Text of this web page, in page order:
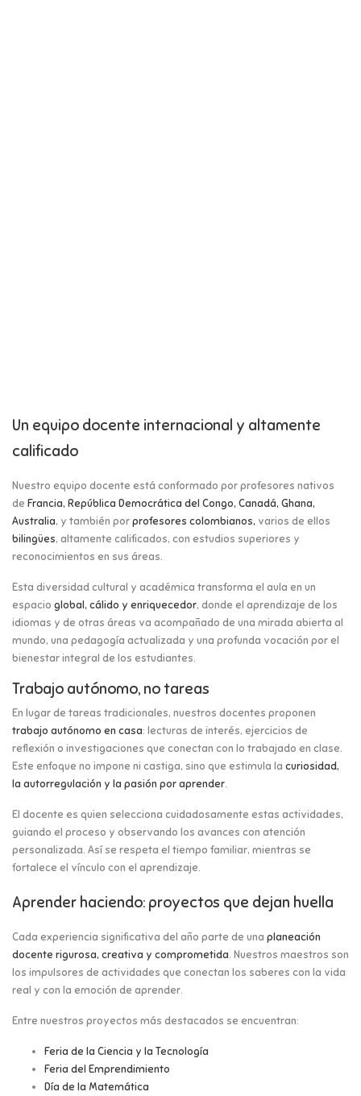
Un equipo docente internacional y altamente
calificado
Nuestro equipo docente está conformado por profesores nativos
de Francia, República Democrática del Congo, Canadá, Ghana,
Australia, y también porprofesores colombianos, varios de ellos
bilingües, altamente calificados, con estudios superiores y
reconocimientos en sus áreas.
Esta diversidad cultural y académica transforma el aula en un
espacio global, cálido y enriquecedor, donde el aprendizaje de los
idiomas y de otras áreas va acompañado de una mirada abierta al
mundo, una pedagogía actualizada y una profunda vocación por el
bienestar integral de los estudiantes.
Trabajo autónomo, no tareas
En lugar de tareas tradicionales, nuestros docentes proponen
trabajo autónomo en casa: lecturas de interés, ejercicios de
reflexión o investigaciones que conectan con lo trabajado en clase.
Este enfoque no impone ni castiga, sino que estimula la curiosidad,
la autorregulación y la pasión por aprender.
El docente es quien selecciona cuidadosamente estas actividades,
guiando el proceso y observando los avances con atención
personalizada. Así se respeta el tiempo familiar, mientras se
fortalece el vínculo con el aprendizaje.
Aprender haciendo: proyectos que dejan huella
Cada experiencia significativa del año parte de una planeación
docente rigurosa, creativa y comprometida. Nuestros maestros son
los impulsores de actividades que conectan los saberes con la vida
real y con la emoción de aprender.
Entre nuestros proyectos más destacados se encuentran:
Feria de la Ciencia y la Tecnología
Feria del Emprendimiento
Día de la Matemática